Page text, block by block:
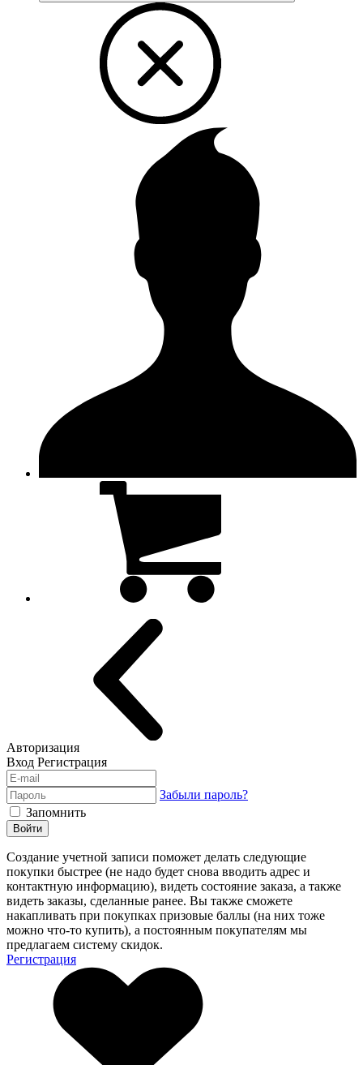
Авторизация
Вход Регистрация
Забыли пароль?
Запомнить
Войти
Создание учетной записи поможет делать следующие
покупки быстрее (не надо будет снова вводить адрес и
контактную информацию), видеть состояние заказа, а также
видеть заказы, сделанные ранее. Вы также сможете
накапливать при покупках призовые баллы (на них тоже
можно что-то купить), а постоянным покупателям мы
предлагаем систему скидок.
Регистрация